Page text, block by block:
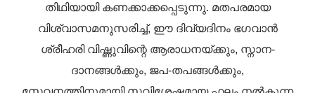
തിഥിയായി കണക്കാക്കപ്പെടുന്നു. മതപരമായ
വിശ്വാസമനുസരിച്ച്, ഈ ദിവ്യദിനം ഭഗവാൻ
ശ്രീഹരി വിഷ്ണുവിന്റെ ആരാധനയ്ക്കും, സ്നാന-
ദാനങ്ങൾക്കും, ജപ-തപങ്ങൾക്കും,